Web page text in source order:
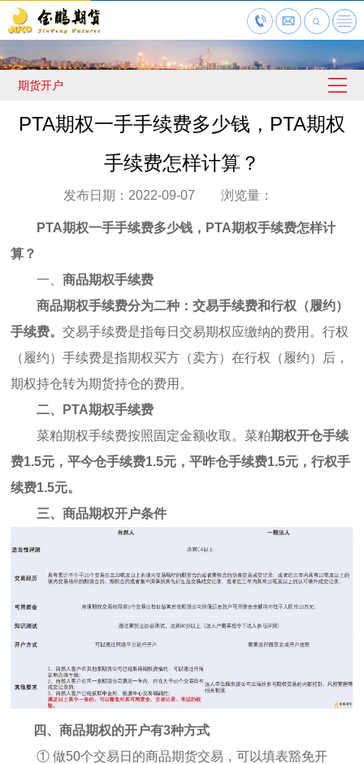
期货开户
PTA期权一手手续费多少钱，PTA期权
手续费怎样计算？
发布日期：2022-09-07 浏览量：
PTA期权一手手续费多少钱，PTA期权手续费怎样计
算？
一、商品期权手续费
商品期权手续费分为二种：交易手续费和行权（履约）
手续费。交易手续费是指每日交易期权应缴纳的费用。行权
（履约）手续费是指期权买方（卖方）在行权（履约）后，
期权持仓转为期货持仓的费用。
二、PTA期权手续费
菜粕期权手续费按照固定金额收取。菜粕期权开仓手续
费1.5元，平今仓手续费1.5元，平昨仓手续费1.5元，行权手
续费1.5元。
三、商品期权开户条件
四、商品期权的开户有3种方式
① 做50个交易日的商品期货交易，可以填表豁免开